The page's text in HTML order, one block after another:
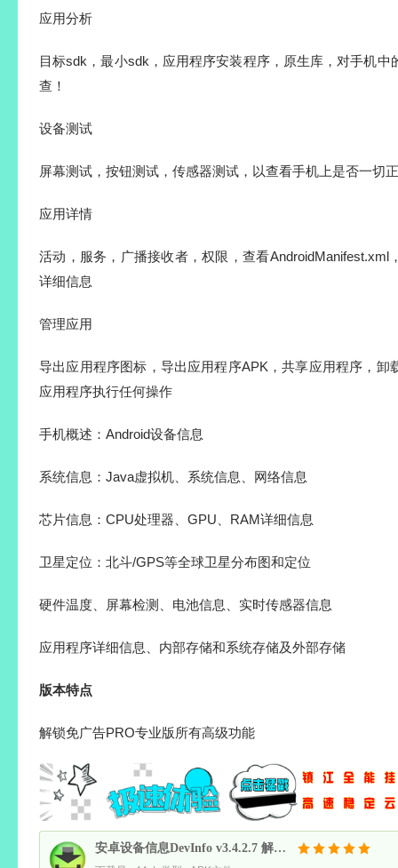
应用分析
目标sdk，最小sdk，应用程序安装程序，原生库，对手机中
查！
设备测试
屏幕测试，按钮测试，传感器测试，以查看手机上是否一切
应用详情
活动，服务，广播接收者，权限，查看AndroidManifest.xml
详细信息
管理应用
导出应用程序图标，导出应用程序APK，共享应用程序，卸
应用程序执行任何操作
手机概述：Android设备信息
系统信息：Java虚拟机、系统信息、网络信息
芯片信息：CPU处理器、GPU、RAM详细信息
卫星定位：北斗/GPS等全球卫星分布图和定位
硬件温度、屏幕检测、电池信息、实时传感器信息
应用程序详细信息、内部存储和系统存储及外部存储
版本特点
解锁免广告PRO专业版所有高级功能
安卓设备信息DevInfo v3.4.2.7 解锁付费高级中文版